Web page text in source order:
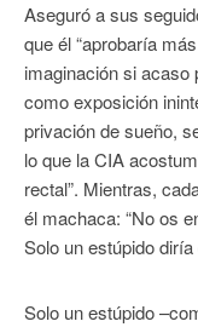
Aseguró a sus
que él “aprobaría
imaginación si acaso
como exposición
privación de sueño,
lo que la CIA
rectal”. Mientras,
él machaca: “No os
Solo un estúpido diría
Solo un estúpido